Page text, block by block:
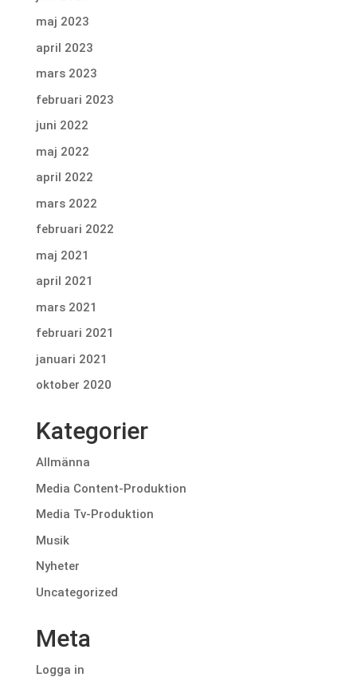
maj 2023
april 2023
mars 2023
februari 2023
juni 2022
maj 2022
april 2022
mars 2022
februari 2022
maj 2021
april 2021
mars 2021
februari 2021
januari 2021
oktober 2020
Kategorier
Allmänna
Media Content-Produktion
Media Tv-Produktion
Musik
Nyheter
Uncategorized
Meta
Logga in